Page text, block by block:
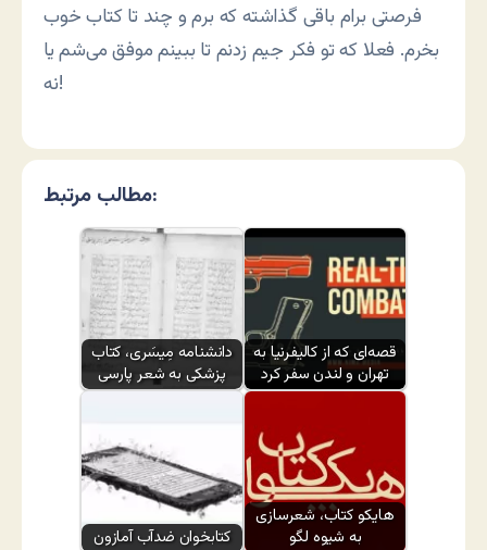
فرصتی برام باقی گذاشته که برم و چند تا کتاب خوب
بخرم. فعلا که تو فکر جیم زدنم تا ببینم موفق می‌شم یا
نه!
مطالب مرتبط:
دانشنامه مِیسَری، کتاب
پزشکی به شعر پارسی
قصه‌ای که از کالیفرنیا به
تهران و لندن سفر کرد
کتابخوان ضدآب آمازون
هایکو کتاب، شعرسازی
به شیوه لگو